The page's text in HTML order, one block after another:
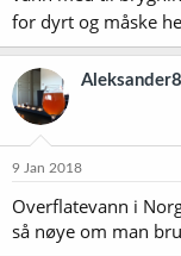
for dyrt og måske
9 Jan 2018
Overflatevann i
så nøye om man